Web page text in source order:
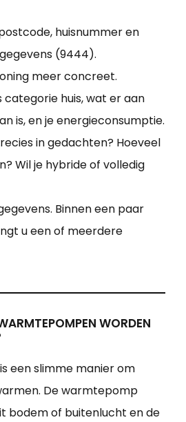
huisnummer en
(9444).
meer concreet.
categorie huis, wat er aan
is, en je energieconsumptie.
in gedachten? Hoeveel
Wil je hybride of volledig
Binnen een paar
u een of meerdere
WORDEN
een slimme manier om
De warmtepomp
bodem of buitenlucht en de